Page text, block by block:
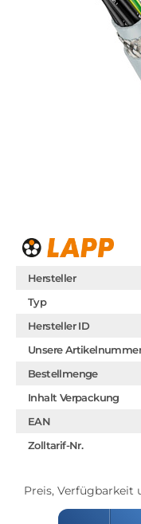
Hersteller
Typ
Hersteller ID
Unsere Artikelnummer
Bestellmenge
Inhalt Verpackung
EAN
Zolltarif-Nr.
Preis, Verfügbarkeit